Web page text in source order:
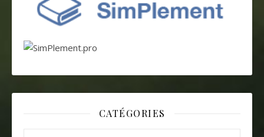
CATÉGORIES